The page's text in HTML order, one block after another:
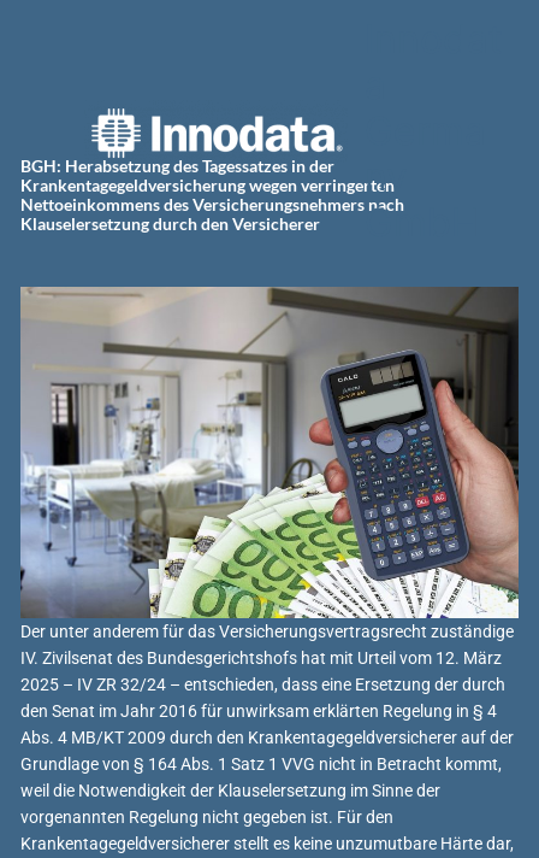
ny
GmbH
BGH: Herabsetzung des Tagessatzes in der
Krankentagegeldversicherung wegen verringerten
Nettoeinkommens des Versicherungsnehmers nach
Klauselersetzung durch den Versicherer
Der unter anderem für das Versicherungsvertragsrecht zuständige
IV. Zivilsenat des Bundesgerichtshofs hat mit Urteil vom 12. März
2025 – IV ZR 32/24 – entschieden, dass eine Ersetzung der durch
den Senat im Jahr 2016 für unwirksam erklärten Regelung in § 4
Abs. 4 MB/KT 2009 durch den Krankentagegeldversicherer auf der
Grundlage von § 164 Abs. 1 Satz 1 VVG nicht in Betracht kommt,
weil die Notwendigkeit der Klauselersetzung im Sinne der
vorgenannten Regelung nicht gegeben ist. Für den
Krankentagegeldversicherer stellt es keine unzumutbare Härte dar,